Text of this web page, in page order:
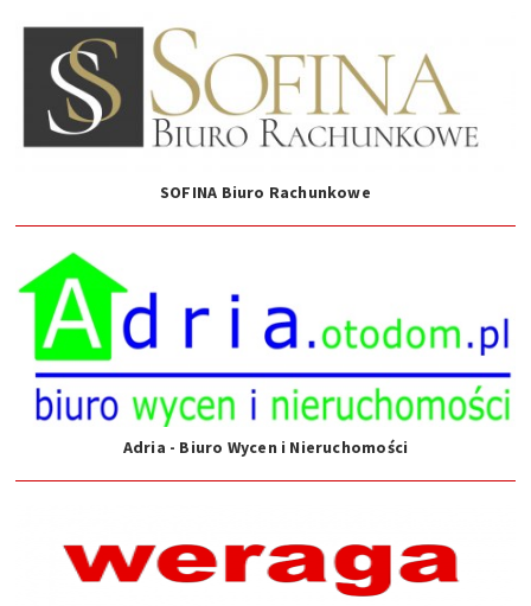
SOFINA Biuro Rachunkowe
Adria - Biuro Wycen i Nieruchomości